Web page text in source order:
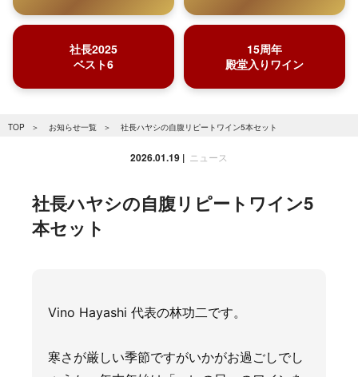
社長2025
ベスト6
15周年
殿堂入りワイン
TOP お知らせ一覧 社長ハヤシの自腹リピートワイン5本セット
2026.01.19 ニュース
社長ハヤシの自腹リピートワイン5
本セット
Vino Hayashi 代表の林功二です。
寒さが厳しい季節ですがいかがお過ごしでし